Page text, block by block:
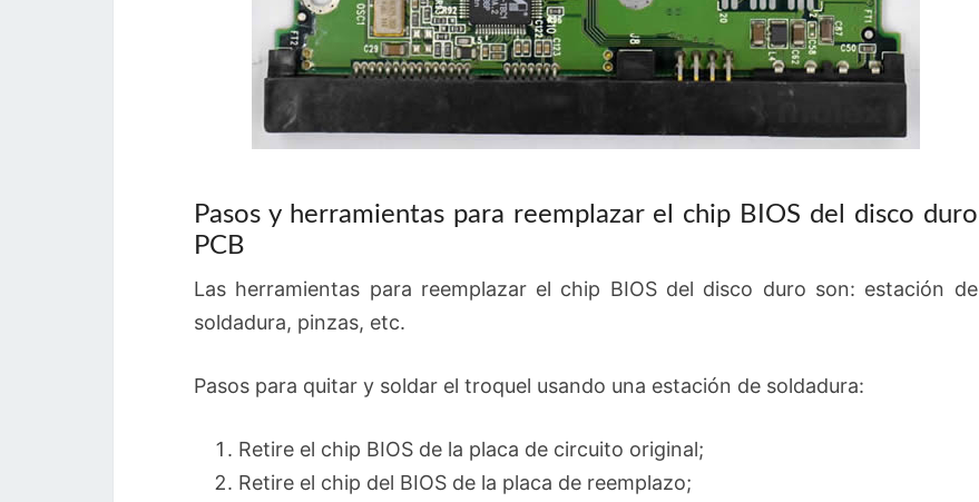
Pasos y herramientas para reemplazar el chip BIOS del disco duro
PCB
Las herramientas para reemplazar el chip BIOS del disco duro son: estación de
soldadura, pinzas, etc.
Pasos para quitar y soldar el troquel usando una estación de soldadura:
Retire el chip BIOS de la placa de circuito original;
Retire el chip del BIOS de la placa de reemplazo;